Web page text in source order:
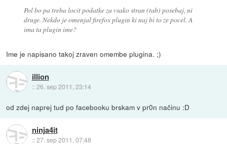
Pol bo pa treba locit podatke za vsako stran (tab) posebaj, ni
druge. Nekdo je omenjal firefox plugin ki naj bi to ze pocel. A
ima ta plugin ime?
Ime je napisano takoj zraven omembe plugina. ;)
illion
::26. sep 2011, 23:14
od zdej naprej tud po facebooku brskam v pr0n načinu :D
ninja4it
::27. sep 2011, 07:48